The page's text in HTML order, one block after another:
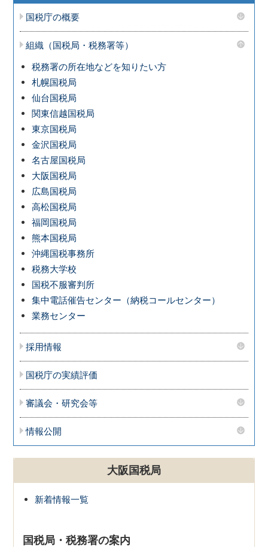
国税庁の概要
組織（国税局・税務署等）
税務署の所在地などを知りたい方
札幌国税局
仙台国税局
関東信越国税局
東京国税局
金沢国税局
名古屋国税局
大阪国税局
広島国税局
高松国税局
福岡国税局
熊本国税局
沖縄国税事務所
税務大学校
国税不服審判所
集中電話催告センター（納税コールセンター）
業務センター
採用情報
国税庁の実績評価
審議会・研究会等
情報公開
大阪国税局
新着情報一覧
国税局・税務署の案内